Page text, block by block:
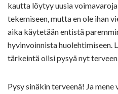
kautta löytyy uusia
tekemiseen, mutta en ole ihan
aika käytetään entistä
hyvinvoinnista huolehtimiseen.
tärkeintä olisi pysyä nyt
Pysy sinäkin terveenä! Ja